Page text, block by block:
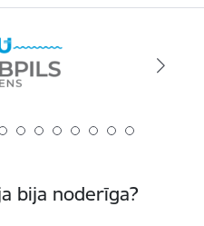
bija noderīga?